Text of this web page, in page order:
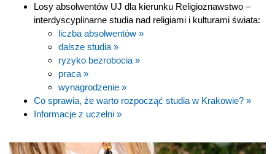
Losy absolwentów UJ dla kierunku Religioznawstwo –
interdyscyplinarne studia nad religiami i kulturami świata:
liczba absolwentów »
dalsze studia »
ryzyko bezrobocia »
praca »
wynagrodzenie »
Co sprawia, że warto rozpocząć studia w Krakowie? »
Informacje z uczelni »